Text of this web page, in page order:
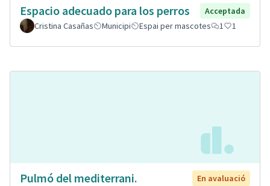
Espacio adecuado para los perros
Acceptada
Cristina Casañas
Municipi Espai per mascotes 1 1
Pulmó del mediterrani.
En avaluació